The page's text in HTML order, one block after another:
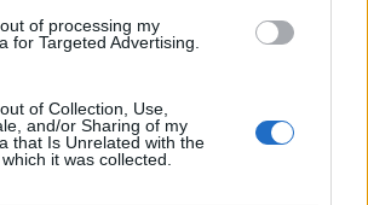
of processing my
for Targeted Advertising.
of Collection, Use,
and/or Sharing of my
that Is Unrelated with the
it was collected.
feladatokat támogatnak
pályázat – a magyar
– a gyermekszínházi előadások
stb.) kiemelten fontos lenne,